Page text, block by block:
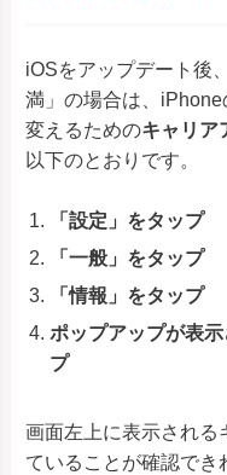
iOSをアップデート後
満」の場合は、
変えるためのキャリア
以下のとおりです。
「設定」をタップ
「一般」をタップ
「情報」をタップ
ポップアップが表
プ
画面左上に表示される
ていることが確認でき